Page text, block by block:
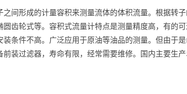
间形成的计量容积来测量流体的体积流量。根据转
齿轮式等。容积式流量计特点是测量精度高，有的
条件不高。广泛应用于原油等油品的测量。但由于是
装过滤器，寿命有限，经常需要维修。国内主要生